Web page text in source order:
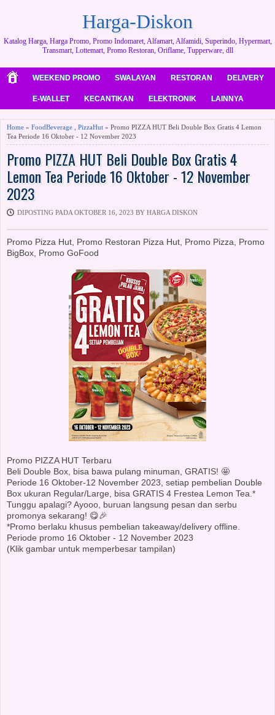
Harga-Diskon
Katalog Harga, Harga Promo, Promo Indomaret, Alfamart, Alfamidi, Superindo, Hypermart,
Transmart, Lottemart, Promo Restoran, Oriflame, Tupperware, dll
WEEKEND PROMO SWALAYAN RESTORAN DELIVERY
E-WALLET KECANTIKAN ELEKTRONIK LAINNYA
Home » FoodBeverage PizzaHut » Promo PIZZA HUT Beli Double Box Gratis 4 Lemon
Tea Periode 16 Oktober - 12 November 2023
Promo PIZZA HUT Beli Double Box Gratis 4
Lemon Tea Periode 16 Oktober - 12 November
2023
DIPOSTING PADA OKTOBER 16, 2023 BY HARGA DISKON
Promo Pizza Hut, Promo Restoran Pizza Hut, Promo Pizza, Promo
BigBox, Promo GoFood
Promo PIZZA HUT Terbaru
Beli Double Box, bisa bawa pulang minuman, GRATIS! 🤩
Periode 16 Oktober-12 November 2023, setiap pembelian Double
Box ukuran Regular/Large, bisa GRATIS 4 Frestea Lemon Tea.*
Tunggu apalagi? Ayooo, buruan langsung pesan dan serbu
promonya sekarang! 😋🎉
*Promo berlaku khusus pembelian takeaway/delivery offline.
Periode promo 16 Oktober - 12 November 2023
(Klik gambar untuk memperbesar tampilan)